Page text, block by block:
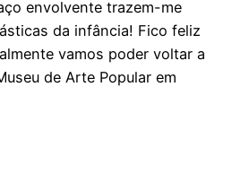
envolvente trazem-me
da infância! Fico feliz
vamos poder voltar a
de Arte Popular em